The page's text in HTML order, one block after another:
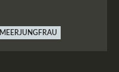
MEERJUNGFRAU